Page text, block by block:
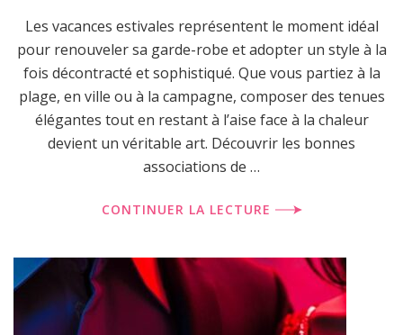
Les vacances estivales représentent le moment idéal
pour renouveler sa garde-robe et adopter un style à la
fois décontracté et sophistiqué. Que vous partiez à la
plage, en ville ou à la campagne, composer des tenues
élégantes tout en restant à l’aise face à la chaleur
devient un véritable art. Découvrir les bonnes
associations de …
CONTINUER LA LECTURE